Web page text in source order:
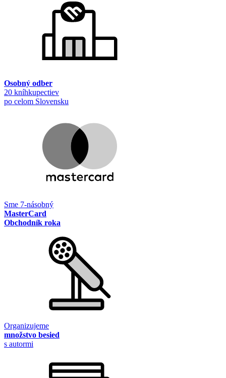
Osobný odber
20 kníhkupectiev
po celom Slovensku
Sme 7-násobný
MasterCard
Obchodník roka
Organizujeme
množstvo besied
s autormi